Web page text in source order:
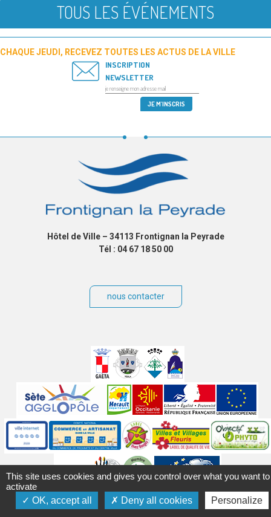
TOUS LES ÉVÉNEMENTS
CHAQUE JEUDI, RECEVEZ TOUTES LES ACTUS DE LA VILLE
INSCRIPTION
NEWSLETTER
Hôtel de Ville – 34113 Frontignan la Peyrade
Tél : 04 67 18 50 00
nous contacter
partenaires
Labels
Mentions légales Accessibilité Plan du site
Contact
This site uses cookies and gives you control over what you want to
activate
OK, accept all
Deny all cookies Personalize